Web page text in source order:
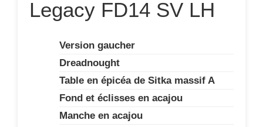
Legacy FD14 SV LH
Version gaucher
Dreadnought
Table en épicéa de Sitka massif A
Fond et éclisses en acajou
Manche en acajou